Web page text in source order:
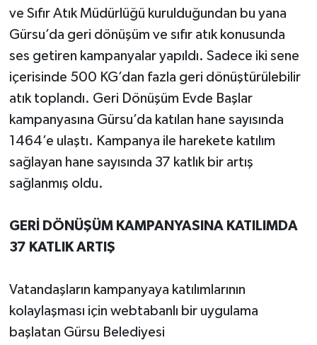
ve Sıfır Atık Müdürlüğü kurulduğundan bu yana
Gürsu’da geri dönüşüm ve sıfır atık konusunda
ses getiren kampanyalar yapıldı. Sadece iki sene
içerisinde 500 KG’dan fazla geri dönüştürülebilir
atık toplandı. Geri Dönüşüm Evde Başlar
kampanyasına Gürsu’da katılan hane sayısında
1464’e ulaştı. Kampanya ile harekete katılım
sağlayan hane sayısında 37 katlık bir artış
sağlanmış oldu.
GERİ DÖNÜŞÜM KAMPANYASINA KATILIMDA
37 KATLIK ARTIŞ
Vatandaşların kampanyaya katılımlarının
kolaylaşması için webtabanlı bir uygulama
başlatan Gürsu Belediyesi